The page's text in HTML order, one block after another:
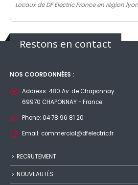
Locaux de DF Electric France en région
Restons en contact
NOS COORDONNÉES :
Address: 480 Av. de Chaponnay
69970 CHAPONNAY - France
Phone: 04 78 96 81 20
Email: commercial@dfelectric.fr
RECRUTEMENT
NOUVEAUTÉS